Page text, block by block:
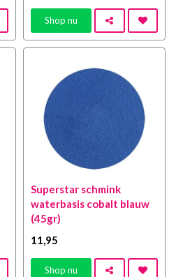
Shop nu
Superstar schmink
waterbasis cobalt blauw
(45gr)
11 ,95
Shop nu